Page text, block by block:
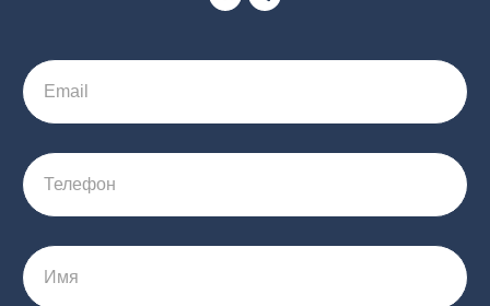
Email
Телефон
Имя